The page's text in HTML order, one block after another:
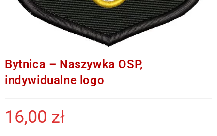
Bytnica – Naszywka OSP,
indywidualne logo
16,00 zł